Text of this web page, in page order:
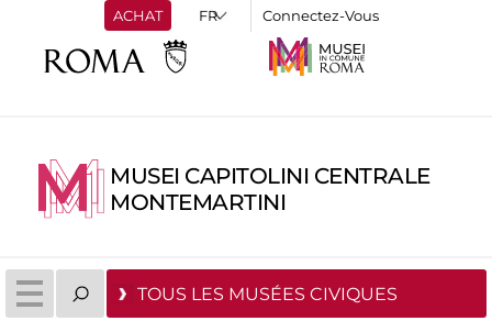
ACHAT Connectez-Vous
MUSEI CAPITOLINI CENTRALE
MONTEMARTINI
TOUS LES MUSÉES CIVIQUES